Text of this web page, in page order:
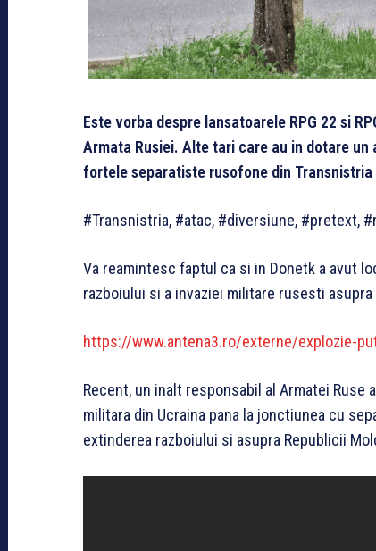
Este vorba despre lansatoarele RPG 22 si
Armata Rusiei. Alte tari care au in dotare un
fortele separatiste rusofone din
#Transnistria, #atac, #diversiune, #pretext,
Va reamintesc faptul ca si in Donetk a avut
razboiului si a invaziei militare rusesti asupra
https://www.antena3.ro/externe/explozie-
Recent, un inalt responsabil al Armatei
militara din Ucraina pana la jonctiunea cu
extinderea razboiului si asupra Republicii